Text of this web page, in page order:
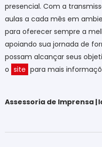
presencial. Com a
aulas a cada mês em
para oferecer sempre a
apoiando sua jornada de
possam alcançar seus
o site para mais
Assessoria de Imprensa |